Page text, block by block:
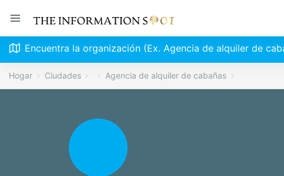
Encuentra la organización (Ex. Agencia de alquiler de
Hogar Ciudades Agencia de alquiler de cabañas